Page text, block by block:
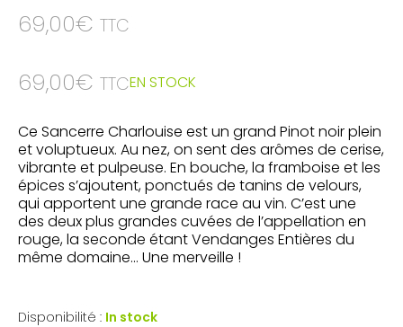
69,00€ TTC
69,00€ TTCEN STOCK
Ce Sancerre Charlouise est un grand Pinot noir plein
et voluptueux. Au nez, on sent des arômes de cerise,
vibrante et pulpeuse. En bouche, la framboise et les
épices s’ajoutent, ponctués de tanins de velours,
qui apportent une grande race au vin. C’est une
des deux plus grandes cuvées de l’appellation en
rouge, la seconde étant Vendanges Entières du
même domaine… Une merveille !
Disponibilité : In stock